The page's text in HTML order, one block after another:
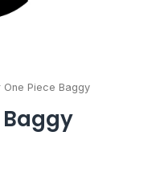
One Piece Baggy
Baggy